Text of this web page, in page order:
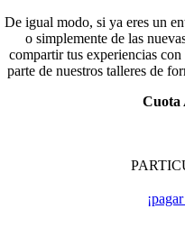
De igual modo, si ya eres un
o simplemente de las
compartir tus experiencias
parte de nuestros talleres de
Cuota